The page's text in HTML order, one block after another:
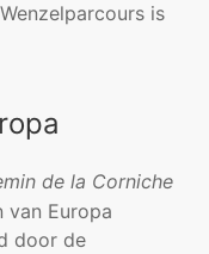
is
de la Corniche
Europa
door de